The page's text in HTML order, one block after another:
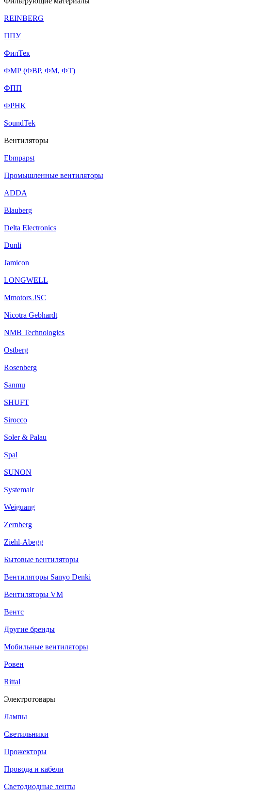
REINBERG
ППУ
ФилТек
ФМР (ФВР, ФМ, ФТ)
ФПП
ФРНК
SoundTek
Вентиляторы
Ebmpapst
Промышленные вентиляторы
ADDA
Blauberg
Delta Electronics
Dunli
Jamicon
LONGWELL
Mmotors JSC
Nicotra Gebhardt
NMB Technologies
Ostberg
Rosenberg
Sanmu
SHUFT
Sirocco
Soler & Palau
Spal
SUNON
Systemair
Weiguang
Zernberg
Ziehl-Abegg
Бытовые вентиляторы
Вентиляторы Sanyo Denki
Вентиляторы VM
Вентс
Другие бренды
Мобильные вентиляторы
Ровен
Rittal
Электротовары
Лампы
Светильники
Прожекторы
Провода и кабели
Светодиодные ленты